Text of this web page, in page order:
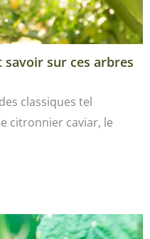
savoir sur ces arbres
classiques tel
citronnier caviar, le